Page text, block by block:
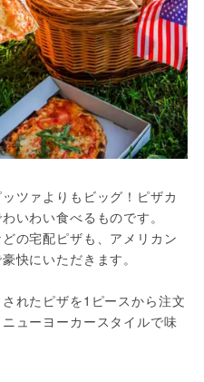
ツァよりもビッグ！ピザカ
いわい食べるものです。
の宅配ピザも、アメリカン
快にいただきます。
れたピザを1ピースから注文
ューヨーカースタイルで味